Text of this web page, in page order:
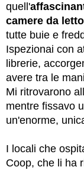
quell'
camere da letto
tutte buie e
Ispezionai con
librerie,
avere tra le
Mi ritrovarono
mentre fissavo
un'enorme,
I locali che
Coop, che li ha